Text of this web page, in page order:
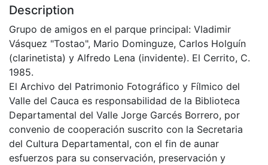
Description
Grupo de amigos en el parque principal: Vladimir
Vásquez "Tostao", Mario Dominguze, Carlos Holguín
(clarinetista) y Alfredo Lena (invidente). El Cerrito, C.
1985.
El Archivo del Patrimonio Fotográfico y Fílmico del
Valle del Cauca es responsabilidad de la Biblioteca
Departamental del Valle Jorge Garcés Borrero, por
convenio de cooperación suscrito con la Secretaria
del Cultura Departamental, con el fin de aunar
esfuerzos para su conservación, preservación y